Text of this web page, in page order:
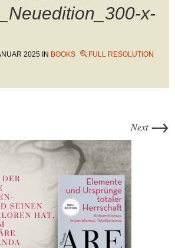
x-
2025 IN BOOKS
FULL RESOLUTION
Next →